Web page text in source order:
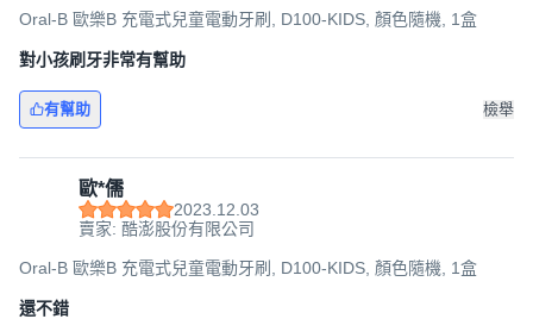
Oral-B 歐樂B 充電式兒童電動牙刷, D100-KIDS, 顏色隨機, 1盒
對小孩刷牙非常有幫助
有幫助 檢舉
歐*儒
2023.12.03
賣家: 酷澎股份有限公司
Oral-B 歐樂B 充電式兒童電動牙刷, D100-KIDS, 顏色隨機, 1盒
還不錯